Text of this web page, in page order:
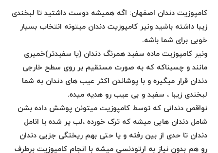
کامپوزیت دندان اصفهان: اگه همیشه دوست داشتید تا لبخندی
زیبا داشته باشید ونیرکامپوزیت دندان میتونه انتخاب بسیار
خوبی برای شما باشه.
ونیر کامپوزیت ماده سفید همرنگ دندان (یا سفیدتر)خمیری
مانند و چسبناکه که به صورت مستقیم بر روی سطح خارجی
دندان قرار میگیره و با پوشاندن اکثر عیب های دندان به شما
لبخندی زیبا ، سفید و بی عیب رو هدیه میده.
نواقص دندانی که توسط کامپوزیت میتونن پوشش داده بشن
شامل دندان هایی میشه که ترک خورده ،لب پر شده یا انامل
دندان تا حدی از بین رفته و یا حتی بهم ریختگی جزیی دندان
رو هم بدون نیاز به ارتودنسی میشه با انجام کامپوزیت برطرف